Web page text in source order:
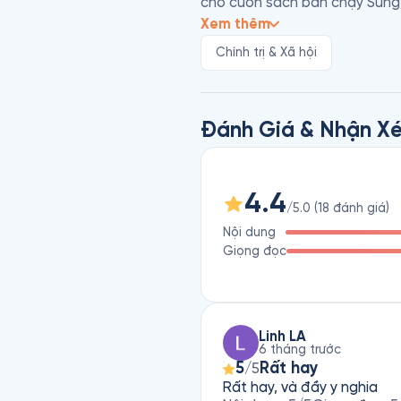
Quỹ MacArthur. Bạn có thể
Tinh Tinh Thứ Ba, Sụp Đổ,
Xem thêm
Chính trị & Xã hội
Đánh Giá & Nhận
4.4/5.0 (18 đánh giá)
Nội dung
Giọng đọc
Linh LA
6 tháng trước
5/5 Rất hay
Rất hay, và đầy y nghia